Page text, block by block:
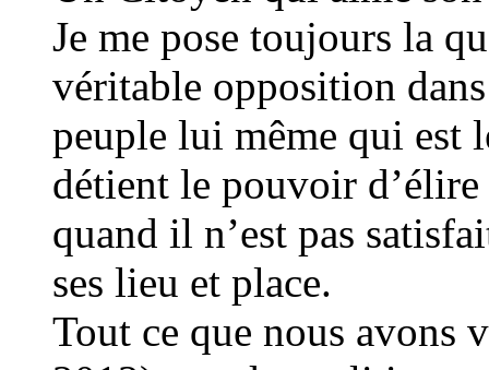
Je me pose toujours la
véritable opposition
peuple lui même qui est
détient le pouvoir
quand il n’est pas
ses lieu et place.
Tout ce que nous avons